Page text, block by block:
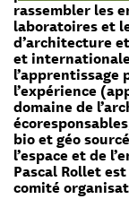
rassembler les
laboratoires et
d’architecture
et
l’expérience
domaine de
bio et géo
l’espace et de
Pascal Rollet
comité